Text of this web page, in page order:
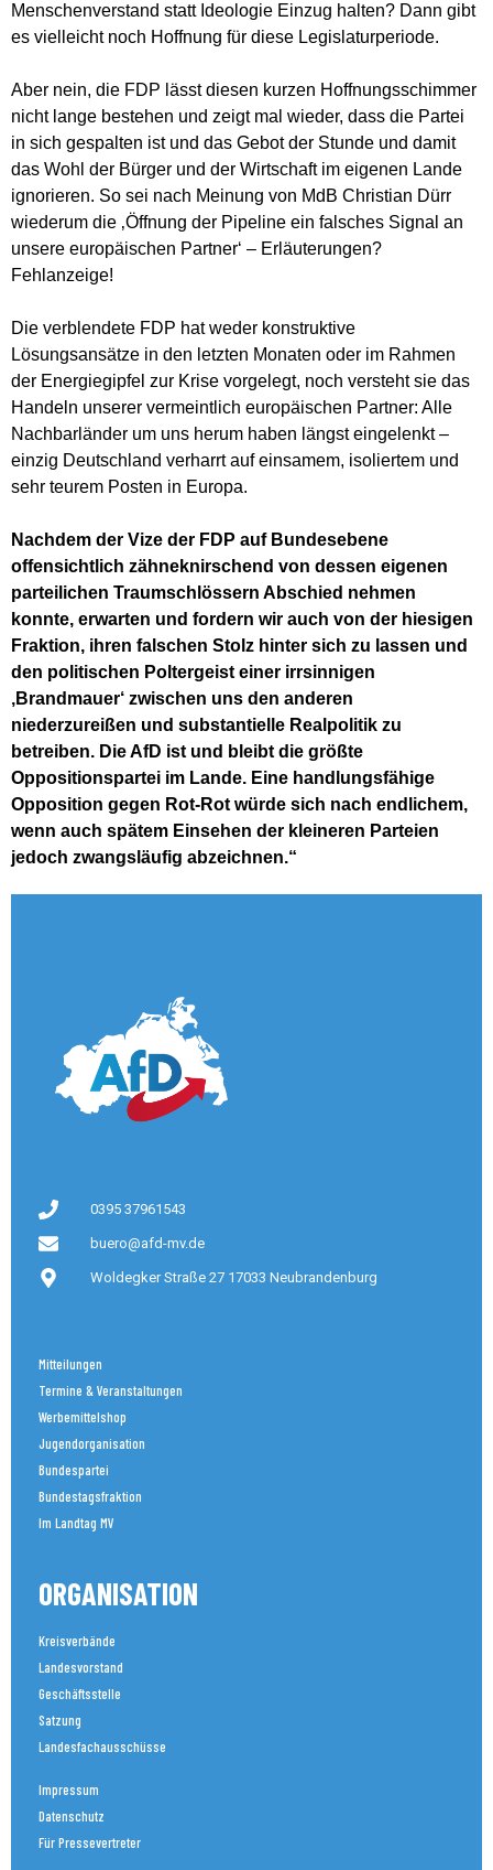
Menschenverstand statt Ideologie Einzug halten? Dann gibt
es vielleicht noch Hoffnung für diese Legislaturperiode.
Aber nein, die FDP lässt diesen kurzen Hoffnungsschimmer
nicht lange bestehen und zeigt mal wieder, dass die Partei
in sich gespalten ist und das Gebot der Stunde und damit
das Wohl der Bürger und der Wirtschaft im eigenen Lande
ignorieren. So sei nach Meinung von MdB Christian Dürr
wiederum die ‚Öffnung der Pipeline ein falsches Signal an
unsere europäischen Partner‘ – Erläuterungen?
Fehlanzeige!
Die verblendete FDP hat weder konstruktive
Lösungsansätze in den letzten Monaten oder im Rahmen
der Energiegipfel zur Krise vorgelegt, noch versteht sie das
Handeln unserer vermeintlich europäischen Partner: Alle
Nachbarländer um uns herum haben längst eingelenkt –
einzig Deutschland verharrt auf einsamem, isoliertem und
sehr teurem Posten in Europa.
Nachdem der Vize der FDP auf Bundesebene
offensichtlich zähneknirschend von dessen eigenen
parteilichen Traumschlössern Abschied nehmen
konnte, erwarten und fordern wir auch von der hiesigen
Fraktion, ihren falschen Stolz hinter sich zu lassen und
den politischen Poltergeist einer irrsinnigen
‚Brandmauer‘ zwischen uns den anderen
niederzureißen und substantielle Realpolitik zu
betreiben. Die AfD ist und bleibt die größte
Oppositionspartei im Lande. Eine handlungsfähige
Opposition gegen Rot-Rot würde sich nach endlichem,
wenn auch spätem Einsehen der kleineren Parteien
jedoch zwangsläufig abzeichnen.“
0395 37961543
buero@afd-mv.de
Woldegker Straße 27 17033 Neubrandenburg
Mitteilungen
Termine & Veranstaltungen
Werbemittelshop
Jugendorganisation
Bundespartei
Bundestagsfraktion
Im Landtag MV
ORGANISATION
Kreisverbände
Landesvorstand
Geschäftsstelle
Satzung
Landesfachausschüsse
Impressum
Datenschutz
Für Pressevertreter